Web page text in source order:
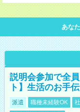
あな
説明会参加で全
ト】生活のお手
派遣 職種未経験OK